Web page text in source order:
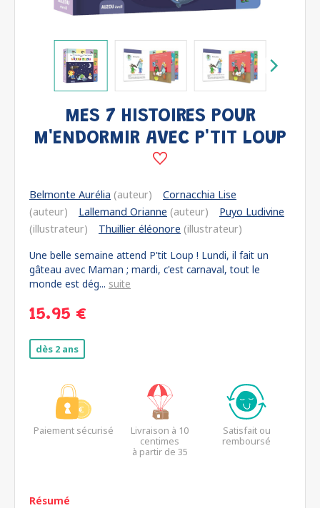
MES 7 HISTOIRES POUR
M'ENDORMIR AVEC P'TIT LOUP
Belmonte Aurélia (auteur)
Cornacchia Lise
(auteur)
Lallemand Orianne (auteur)
Puyo Ludivine
(illustrateur)
Thuillier éléonore (illustrateur)
Une belle semaine attend P'tit Loup ! Lundi, il fait un
gâteau avec Maman ; mardi, c'est carnaval, tout le
monde est dég... suite
15.95 €
dès 2 ans
Paiement sécurisé
Livraison à 10
centimes
à partir de 35
Satisfait ou
remboursé
Résumé